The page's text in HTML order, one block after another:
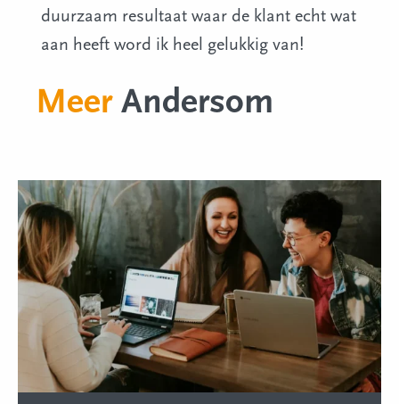
duurzaam resultaat waar de klant echt wat
aan heeft word ik heel gelukkig van!
MeerAndersom